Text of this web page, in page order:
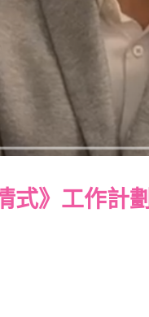
式》工作計